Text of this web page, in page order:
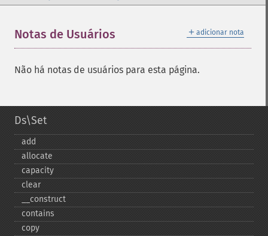
＋ adicionar nota
Notas de Usuários
Não há notas de usuários para esta página.
Ds\Set
add
allocate
capacity
clear
_​_​construct
contains
copy